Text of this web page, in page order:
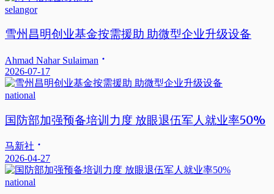
selangor
雪州昌明创业基金按需援助 助微型企业升级设备
Ahmad Nahar Sulaiman
2026-07-17
national
国防部加强预备培训力度 放眼退伍军人就业率50%
马新社
2026-04-27
national